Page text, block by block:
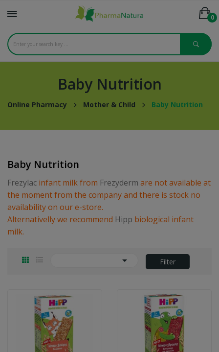
0
Baby Nutrition
Online Pharmacy Mother & Child Baby Nutrition
Baby Nutrition
Frezylac infant milk from Frezyderm are not available at
the moment from the company and there is stock no
availability on our e-store.
Alternativelly we recommend Hipp biological infant
milk.
 Filter